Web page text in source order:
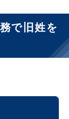
で旧姓を